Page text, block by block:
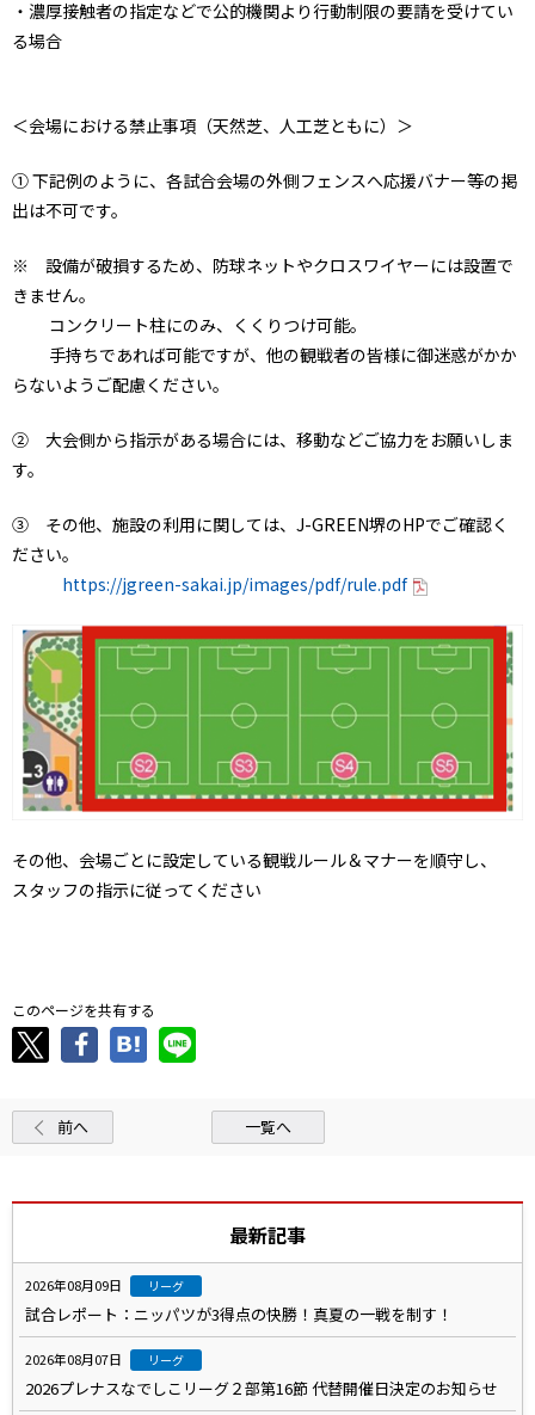
・濃厚接触者の指定などで公的機関より行動制限の要請を受けてい
る場合
＜会場における禁止事項（天然芝、人工芝ともに）＞
① 下記例のように、各試合会場の外側フェンスへ応援バナー等の掲
出は不可です。
※ 設備が破損するため、防球ネットやクロスワイヤーには設置で
きません。
コンクリート柱にのみ、くくりつけ可能。
手持ちであれば可能ですが、他の観戦者の皆様に御迷惑がかか
らないようご配慮ください。
② 大会側から指示がある場合には、移動などご協力をお願いしま
す。
③ その他、施設の利用に関しては、J-GREEN堺のHPでご確認く
ださい。
https://jgreen-sakai.jp/images/pdf/rule.pdf
その他、会場ごとに設定している観戦ルール＆マナーを順守し、
スタッフの指示に従ってください
このページを共有する
前へ 一覧へ
最新記事
2026年08月09日 リーグ
試合レポート：ニッパツが3得点の快勝！真夏の一戦を制す！
2026年08月07日 リーグ
2026プレナスなでしこリーグ２部第16節 代替開催日決定のお知らせ